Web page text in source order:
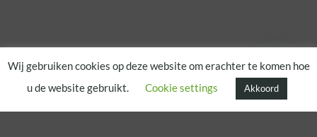
Wij gebruiken cookies op deze website om erachter te komen hoe
u de website gebruikt.
Cookie settings Akkoord